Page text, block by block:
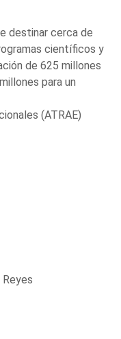
destinar cerca de
científicos y
de 625 millones
para un
(ATRAE)